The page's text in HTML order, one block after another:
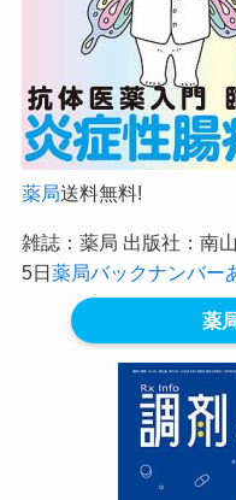
薬局送料無料!
雑誌：薬局 出版社：南
5日薬局バックナンバー
薬